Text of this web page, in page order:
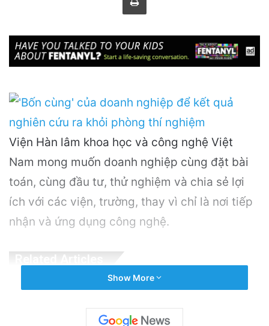
Viện Hàn lâm khoa học và công nghệ Việt
Nam mong muốn doanh nghiệp cùng đặt bài
toán, cùng đầu tư, thử nghiệm và chia sẻ lợi
ích với các viện, trường, thay vì chỉ là nơi tiếp
nhận và ứng dụng công nghệ.
OpenAI Tạm Dừng Mô Hình AI Mới Do Lo
Ngại Về An Ninh Mạng
Show More